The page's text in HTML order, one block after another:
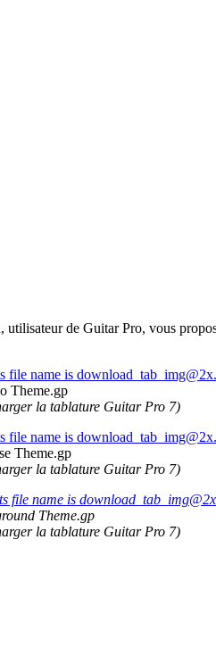
de Guitar Pro, vous
Theme.gp
la tablature Guitar Pro 7)
Theme.gp
la tablature Guitar Pro 7)
Theme.gp
la tablature Guitar Pro 7)